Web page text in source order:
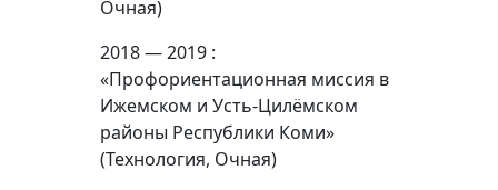
Очная)
2018 — 2019 :
«Профориентационная миссия в
Ижемском и Усть-Цилёмском
районы Республики Коми»
(Технология, Очная)